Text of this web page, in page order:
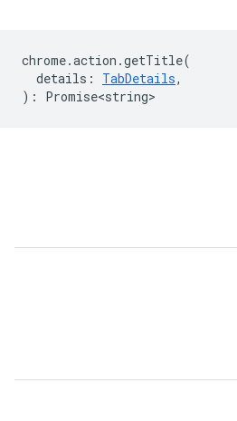
chrome.action .getTitle(
details : TabDetails,
) : Promise<string>